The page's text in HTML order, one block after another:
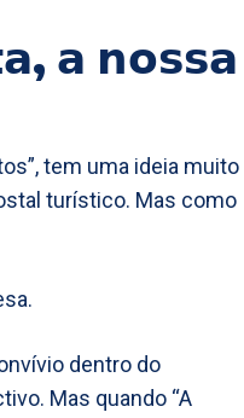
𝗮 𝗻𝗼𝘀𝘀𝗮
tem uma ideia muito
turístico. Mas como
dentro do
Mas quando “A